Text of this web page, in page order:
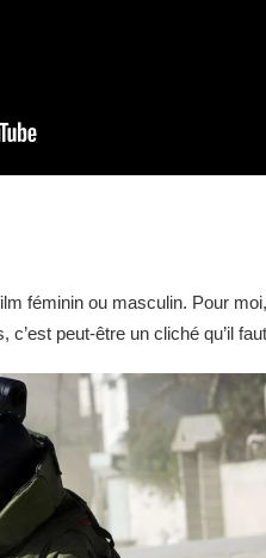
féminin ou masculin. Pour
peut-être un cliché qu’il